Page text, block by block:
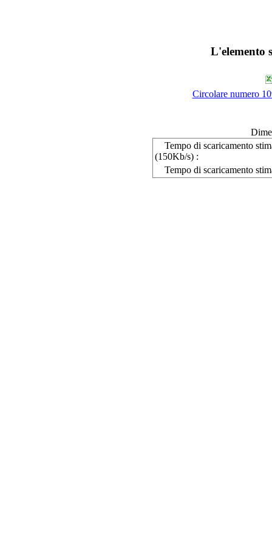
L'elemento
Circolare numero
Tempo di scaricamento
(150Kb/s) :
Tempo di scaricamento